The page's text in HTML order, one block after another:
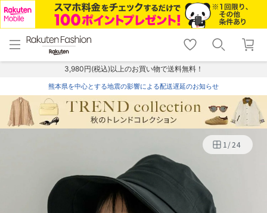
menu home
トップ
shopping_cart lock_outline
ログイン
3,980円(税込)以上のお買い物で送料無料！
熊本県を中心とする地震の影響による配送遅延のお知らせ
1/24